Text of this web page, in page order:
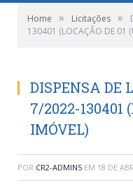
Home » Licitações »
130401 (LOCAÇÃO DE 01
DISPENSA DE
7/2022-130401
IMÓVEL)
POR CR2-ADMIN5 EM 18 DE